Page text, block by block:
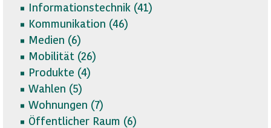
Informationstechnik (41)
Kommunikation (46)
Medien (6)
Mobilität (26)
Produkte (4)
Wahlen (5)
Wohnungen (7)
Öffentlicher Raum (6)